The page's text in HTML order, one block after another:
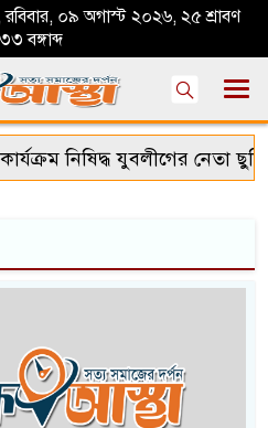
রবিবার, ০৯ অগাস্ট ২০২৬, ২৫ শ্রাবণ
বঙ্গাব্দ
নিষিদ্ধ যুবলীগের নেতা